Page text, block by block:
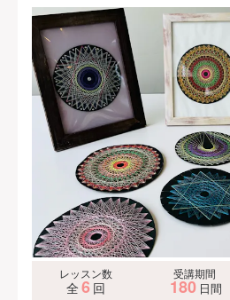
レッスン数
全 6 回
受講期間
180 日間